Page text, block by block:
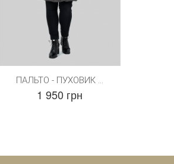
ПАЛЬТО - ПУХОВИК ...
1 950 грн